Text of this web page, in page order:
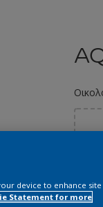
0.75L
device to enhance site
Statement for more